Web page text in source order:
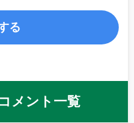
メント一覧